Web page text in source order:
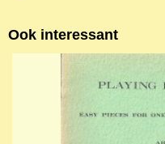
Ook interessant